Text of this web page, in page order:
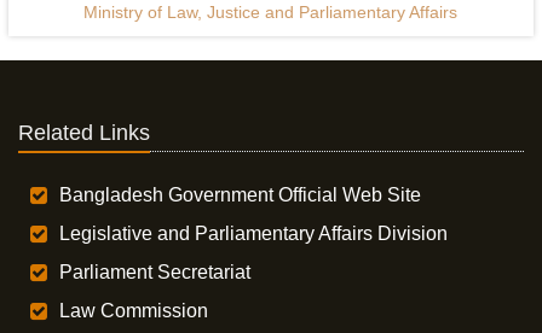
Ministry of Law, Justice and Parliamentary Affairs
Related Links
Bangladesh Government Official Web Site
Legislative and Parliamentary Affairs Division
Parliament Secretariat
Law Commission